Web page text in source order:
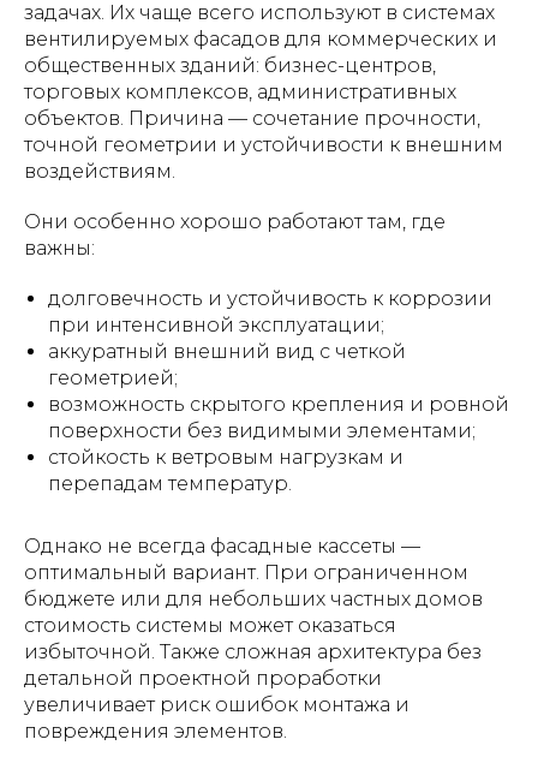
задачах. Их чаще всего используют в системах
вентилируемых фасадов для коммерческих и
общественных зданий: бизнес-центров,
торговых комплексов, административных
объектов. Причина — сочетание прочности,
точной геометрии и устойчивости к внешним
воздействиям.
Они особенно хорошо работают там, где
важны:
долговечность и устойчивость к коррозии
при интенсивной эксплуатации;
аккуратный внешний вид с четкой
геометрией;
возможность скрытого крепления и ровной
поверхности без видимыми элементами;
стойкость к ветровым нагрузкам и
перепадам температур.
Однако не всегда фасадные кассеты —
оптимальный вариант. При ограниченном
бюджете или для небольших частных домов
стоимость системы может оказаться
избыточной. Также сложная архитектура без
детальной проектной проработки
увеличивает риск ошибок монтажа и
повреждения элементов.